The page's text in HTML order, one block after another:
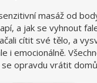
senzitivní masáž od
a jak se vyhnout
cítit své tělo, a
i emocionálně.
opravdu vrátit